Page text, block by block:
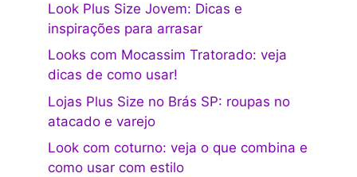
Look Plus Size Jovem: Dicas e
inspirações para arrasar
Looks com Mocassim Tratorado: veja
dicas de como usar!
Lojas Plus Size no Brás SP: roupas no
atacado e varejo
Look com coturno: veja o que combina e
como usar com estilo